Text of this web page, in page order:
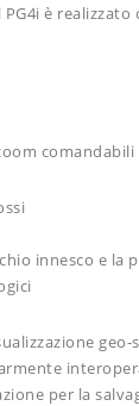
è realizzato
innesco e la
per la